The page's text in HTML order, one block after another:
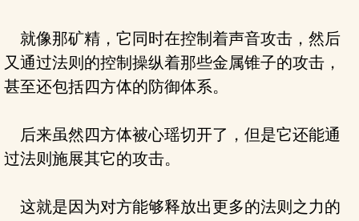
就像那矿精，它同时在控制着声音攻击，然后
又通过法则的控制操纵着那些金属锥子的攻击，
甚至还包括四方体的防御体系。
后来虽然四方体被心瑶切开了，但是它还能通
过法则施展其它的攻击。
这就是因为对方能够释放出更多的法则之力的